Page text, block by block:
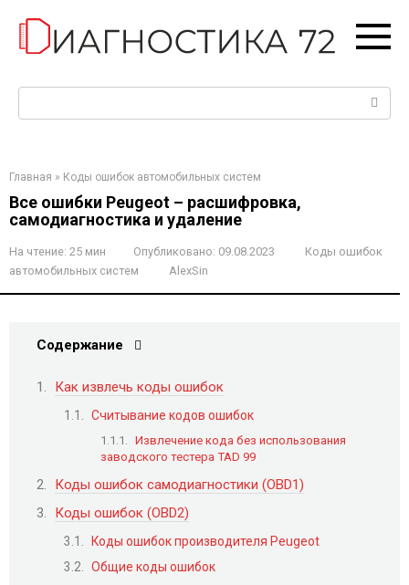
контенту
Главная » Коды ошибок автомобильных систем
Все ошибки Peugeot – расшифровка,
самодиагностика и удаление
На чтение: 25 мин Опубликовано: 09.08.2023
Коды ошибок
автомобильных систем
AlexSin
Содержание
Как извлечь коды ошибок
Считывание кодов ошибок
Извлечение кода без использования
заводского тестера TAD 99
Коды ошибок самодиагностики (OBD1)
Коды ошибок (OBD2)
Коды ошибок производителя Peugeot
Общие коды ошибок